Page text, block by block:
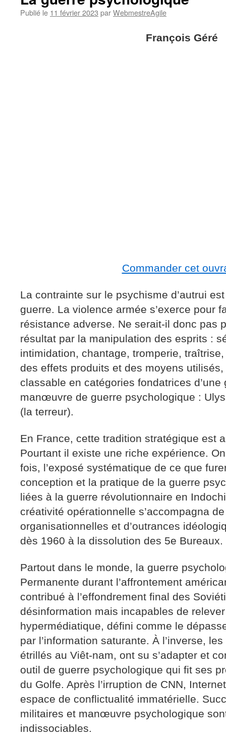
Publié le 11 février 2023 parWebmestreAgile
François Géré
Commander cet
La contrainte sur le psychisme d’autrui
guerre. La violence armée s’exerce pour
résistance adverse. Ne serait-il donc pas
résultat par la manipulation des esprits :
intimidation, chantage, tromperie,
des effets produits et des moyens
classable en catégories fondatrices
manœuvre de guerre psychologique :
(la terreur).
En France, cette tradition stratégique est
Pourtant il existe une riche expérience.
fois, l’exposé systématique de ce que
conception et la pratique de la guerre
liées à la guerre révolutionnaire en
créativité opérationnelle s’accompagna
organisationnelles et d’outrances
dès 1960 à la dissolution des 5e Bureaux.
Partout dans le monde, la guerre
Permanente durant l’affrontement
contribué à l’effondrement final des
désinformation mais incapables de
hypermédiatique, défini comme le
par l’information saturante. À l’inverse,
étrillés au Viêt-nam, ont su s’adapter et
outil de guerre psychologique qui fit ses
du Golfe. Après l’irruption de CNN,
espace de conflictualité immatérielle.
militaires et manœuvre psychologique
indissociables.